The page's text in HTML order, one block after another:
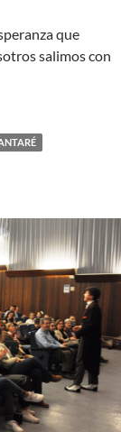
que
salimos con